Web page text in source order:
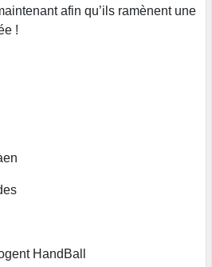
afin qu’ils ramènent une
!
HandBall